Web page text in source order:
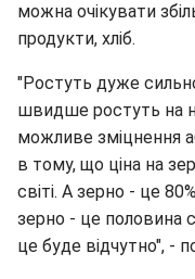
можна очікувати
продукти, хліб.
"Ростуть дуже
швидше ростуть на
можливе зміцнення
в тому, що ціна на
світі. А зерно - це
зерно - це половина
це буде відчутно", -